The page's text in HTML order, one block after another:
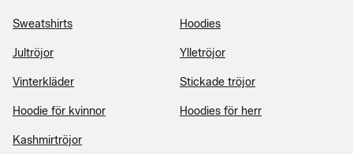
Sweatshirts Hoodies
Jultröjor Ylletröjor
Vinterkläder Stickade tröjor
Hoodie för kvinnor Hoodies för herr
Kashmirtröjor